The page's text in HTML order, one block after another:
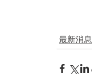
最新消息